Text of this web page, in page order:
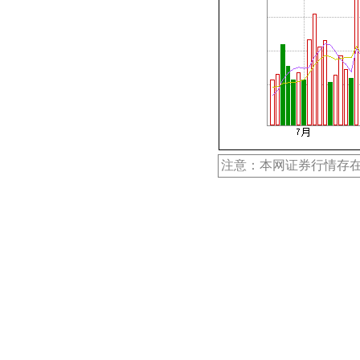
注意：本网证券行情存